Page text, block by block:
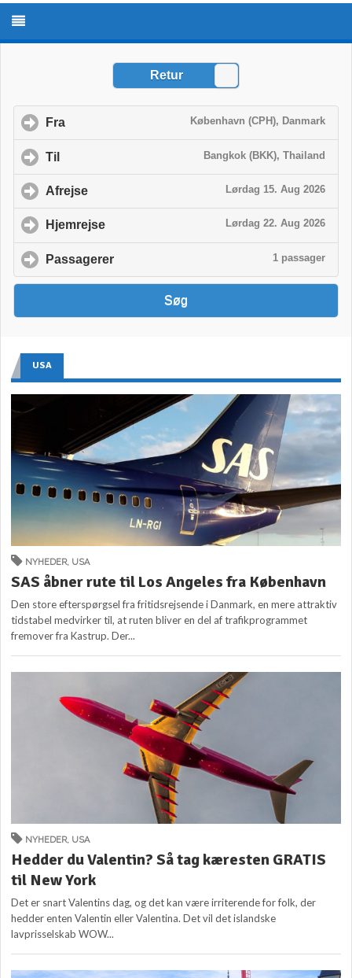
USA
NYHEDER, USA
SAS åbner rute til Los Angeles fra København
Den store efterspørgsel fra fritidsrejsende i Danmark, en mere attraktiv
tidstabel medvirker til, at ruten bliver en del af trafikprogrammet
fremover fra Kastrup. Der...
NYHEDER, USA
Hedder du Valentin? Så tag kæresten GRATIS
til New York
Det er snart Valentins dag, og det kan være irriterende for folk, der
hedder enten Valentin eller Valentina. Det vil det islandske
lavprisselskab WOW...